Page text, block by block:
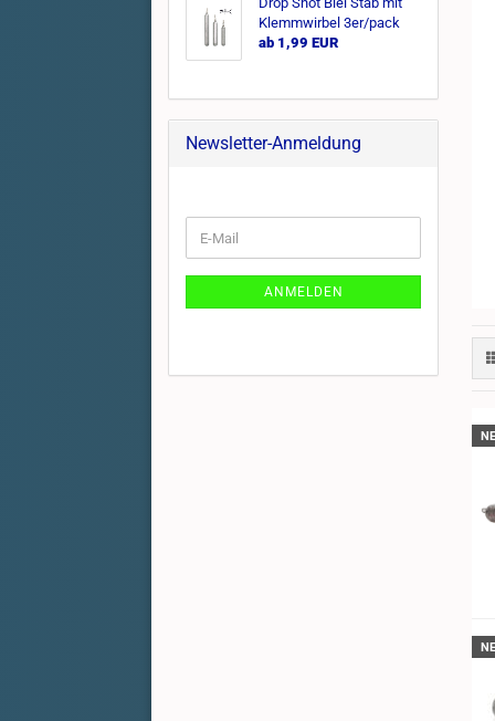
Klemmwirbel 3er/pack
ab 1,99 EUR
Newsletter-Anmeldung
ZUR
ANMELDUNG
E-
Mail
ANMELDEN